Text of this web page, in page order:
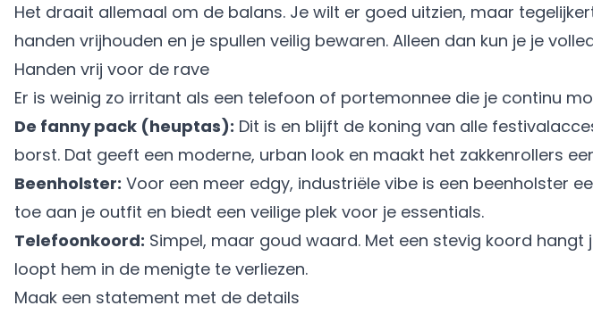
Het draait allemaal om de balans. Je wilt er goed uitzien, maar
handen vrijhouden en je spullen veilig bewaren. Alleen dan kun je je
Handen vrij voor de rave
Er is weinig zo irritant als een telefoon of portemonnee die je continu
De fanny pack (heuptas): Dit is en blijft de koning van alle
borst. Dat geeft een moderne, urban look en maakt het zakkenrollers
Beenholster: Voor een meer edgy, industriële vibe is een beenholster
toe aan je outfit en biedt een veilige plek voor je essentials.
Telefoonkoord: Simpel, maar goud waard. Met een stevig koord
loopt hem in de menigte te verliezen.
Maak een statement met de details